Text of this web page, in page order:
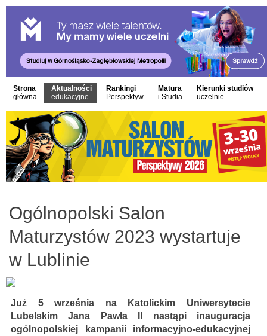
Strona
główna
Aktualności
edukacyjne
Rankingi
Perspektyw
Matura
i Studia
Kierunki studiów
uczelnie
Ogólnopolski Salon
Maturzystów 2023 wystartuje
w Lublinie
Już 5 września na Katolickim Uniwersytecie
Lubelskim Jana Pawła II nastąpi inauguracja
ogólnopolskiej kampanii informacyjno-edukacyjnej